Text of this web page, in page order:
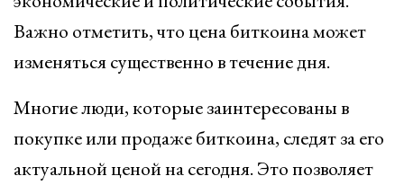
Важно отметить, что цена биткоина может
изменяться существенно в течение дня.
Многие люди, которые заинтересованы в
покупке или продаже биткоина, следят за его
актуальной ценой на сегодня. Это позволяет